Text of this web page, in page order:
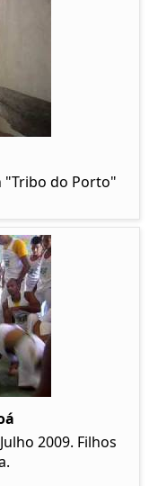
"Tribo do Porto"
2009. Filhos